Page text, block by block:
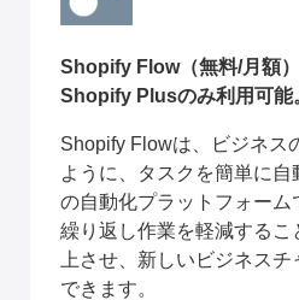
Shopify Flow（無料/月額
Shopify Plusのみ利用可能
Shopify Flowは、ビジネス
ように、タスクを簡単に
の自動化プラットフォーム
繰り返し作業を軽減するこ
上させ、新しいビジネス
できます。